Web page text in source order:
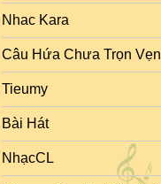
Nhac Kara
Câu Hứa Chưa Trọn Vẹn
Tieumy
Bài Hát
NhạcCL